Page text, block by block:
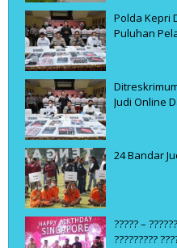
Polda Kepri
Puluhan
Judi Online
24 Bandar
????? –
?????????